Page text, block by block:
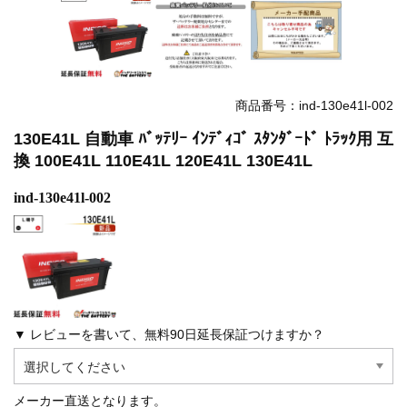
商品番号：ind-130e41l-002
130E41L 自動車 ﾊﾞｯﾃﾘｰ ｲﾝﾃﾞｨｺﾞ ｽﾀﾝﾀﾞｰﾄﾞ ﾄﾗｯｸ用 互
換 100E41L 110E41L 120E41L 130E41L
ind-130e41l-002
▼ レビューを書いて、無料90日延長保証つけますか？
メーカー直送となります。